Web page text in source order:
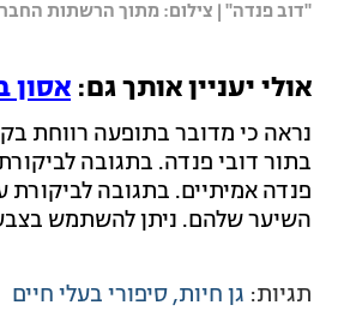
"דוב פנדה" | צילום: מתוך הרשתות
אולי יעניין אותך גם: אסון
נראה כי מדובר בתופעה רווחת
בתור דובי פנדה. בתגובה
פנדה אמיתיים. בתגובה
השיער שלהם. ניתן להשתמש
תגיות: גן חיות סיפורי בעלי חיים